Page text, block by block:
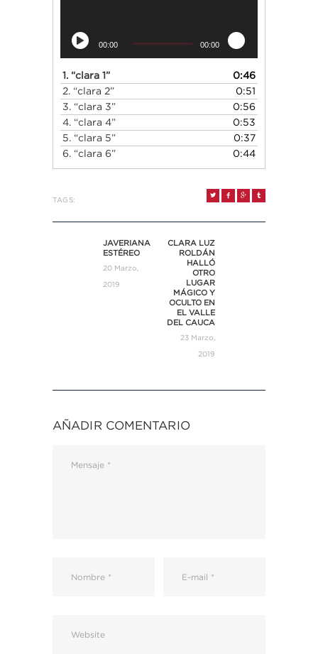
00:00 00:00
1. “clara 1”
0:46
2. “clara 2”
0:51
3. “clara 3”
0:56
4. “clara 4”
0:53
5. “clara 5”
0:37
6. “clara 6” 0:44
TAGS:
ENTRADAS
Previous
JAVERIANA
ESTÉREO
20 Marzo,
2019
Next
post:
CLARA LUZ
ROLDÁN
HALLÓ
OTRO
LUGAR
MÁGICO Y
OCULTO EN
EL VALLE
DEL CAUCA
23 Marzo,
2019
AÑADIR COMENTARIO